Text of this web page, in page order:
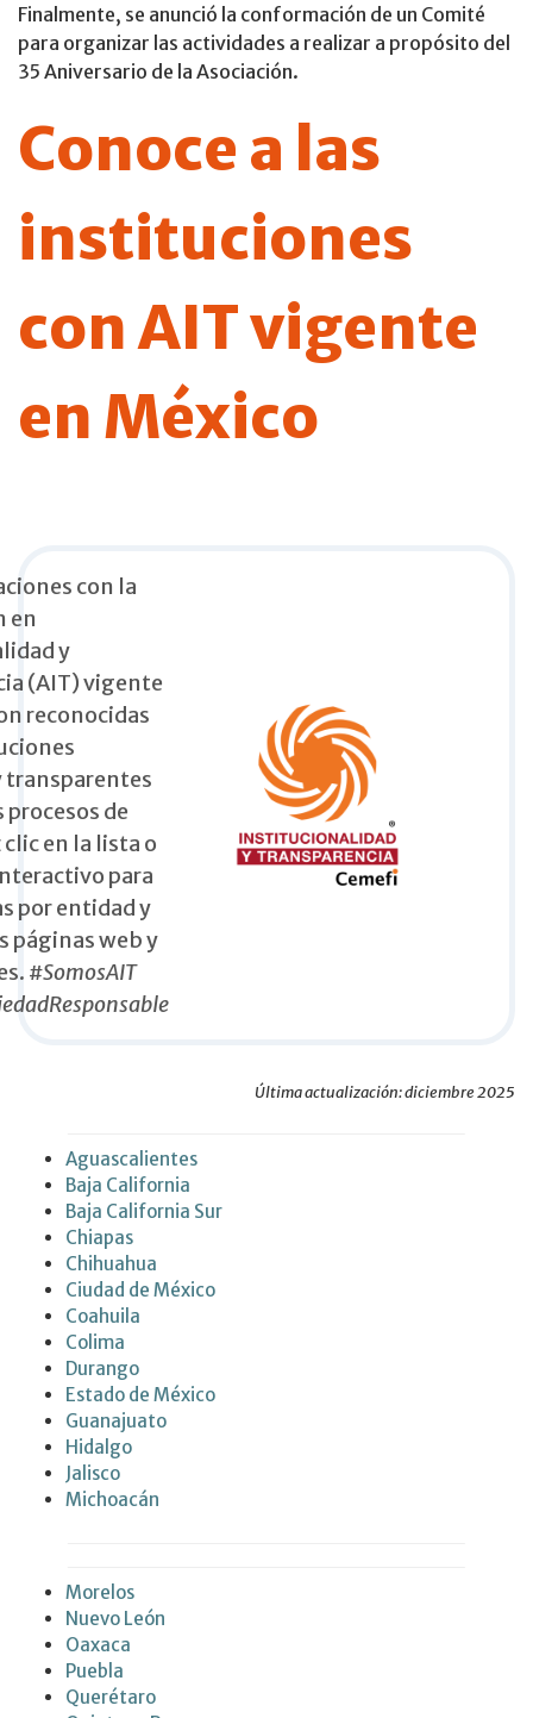
Finalmente, se anunció la conformación de un Comité
para organizar las actividades a realizar a propósito del
35 Aniversario de la Asociación.
Conoce a las
instituciones
con AIT vigente
en México
con la
en
y
(AIT) vigente
reconocidas
transparentes
procesos de
en la lista o
para
por entidad y
páginas web y
#SomosAIT
Última actualización: diciembre 2025
Aguascalientes
Baja California
Baja California Sur
Chiapas
Chihuahua
Ciudad de México
Coahuila
Colima
Durango
Estado de México
Guanajuato
Hidalgo
Jalisco
Michoacán
Morelos
Nuevo León
Oaxaca
Puebla
Querétaro